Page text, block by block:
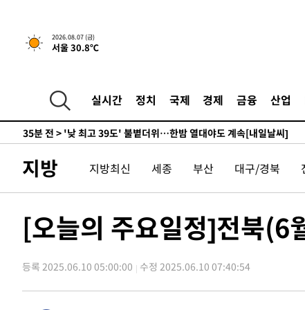
2026.08.07 (금)
서울 30.8℃
실시간 정치 국제 경제 금융 산업
-15265초 전 >경찰, '홍명보는 2순위' 결론냈던 스포츠윤리센터도 압수
-861초 전 > [속보]합참 "北 발사체는 단거리탄도미사일…감시·경계태
16분 전 >[속보] SKT, 에이닷 서비스 장애 발생…"원인 파악 중"
[속보]합참 "북, 동해상으로 미상 발사체 발사"
35분 전 > '낮 최고 39도' 불볕더위…한밤 열대야도 계속[내일날씨]
42분 전 >
"韓 외환시장 개입 관측 배경엔 美의 대한국 무역적자 있어"
45분 전 >'월드컵 탈락 후폭풍' 축구협회…초유의 압수수색에 '충격·
55분 전 >[속보]종합특검, 대검 추가 압수수색…내란 중요임무종사 혐
2시간 전 >[속보]코스피, 301.88포인트(4.58%) 내린 6296.38 마감
2시간 전 >[속보]원·달러 환율, 0.7원 내린 1423.8원 마감
2시간 전 >
지방 지방최신 세종 부산 대구/경북
[오늘의 주요일정]전북(6
등록 2025.06.10 05:00:00 수정 2025.06.10 07:40:54